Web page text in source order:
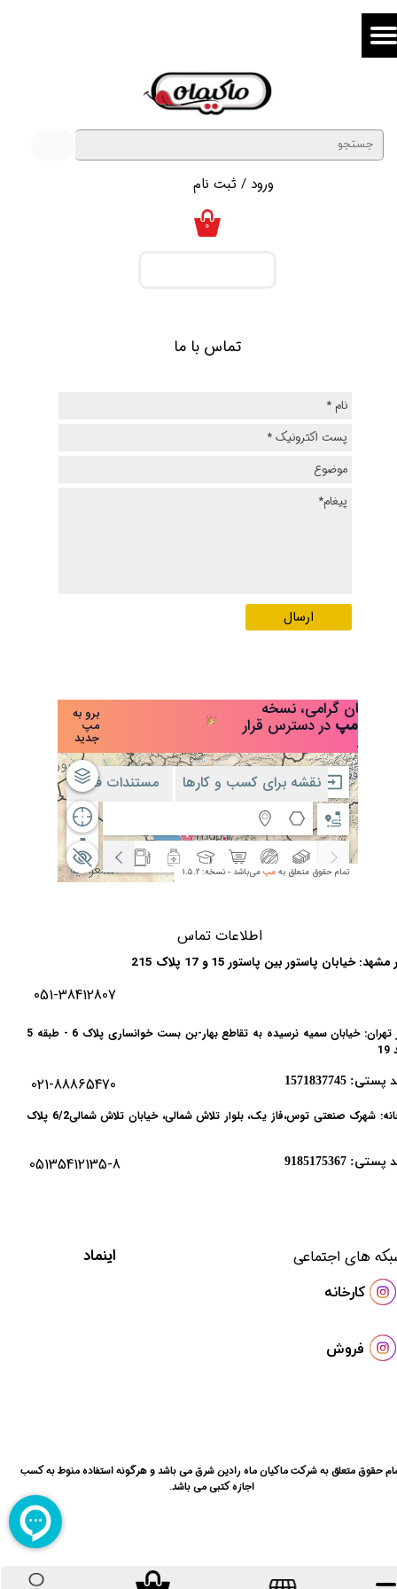
ورود / ثبت نام
حساب کاربری من
خروج از حساب کاربری
۰
تماس با ما
ارسال
حقوق متعلق به شرکت ماکیان ماه رادین شرق می باشد و هرگونه استفاده منوط به کسب
اجازه کتبی می باشد.
​اینماد
خیابان پاستور بین پاستور 15 و 17 پلاک 215
اطلاعات تماس
021-88865470
051-38412807
دفتر تهران: خیابان سمیه نرسیده به تقاطع بهار-بن بست خوانساری پلاک 6 - طبقه 5
1571837745
9185175367
کارخانه: شهرک صنعتی توس،فاز یک، بلوار تلاش شمالی، خیابان تلاش شمالی6/2 پلاک
05135412135-8
های اجتماعی
​کارخانه
فروش